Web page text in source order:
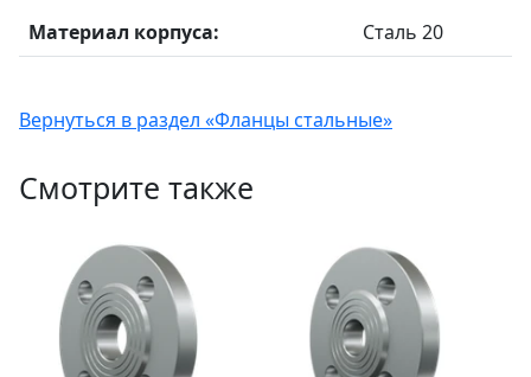
Материал корпуса: Сталь 20
Вернуться в раздел «Фланцы стальные»
Смотрите также